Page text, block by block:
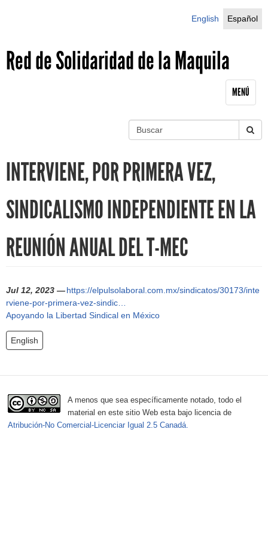
English
Español
Red de Solidaridad de la Maquila
MENÚ
INTERVIENE, POR PRIMERA VEZ,
SINDICALISMO INDEPENDIENTE EN LA
REUNIÓN ANUAL DEL T-MEC
Jul 12, 2023 —https://elpulsolaboral.com.mx/sindicatos/30173/inte
rviene-por-primera-vez-sindic…
Apoyando la Libertad Sindical en México
English
S
e
a
r
c
f
o
m
u
c
a
A menos que sea específicamente notado, todo el
material en este sitio Web esta bajo licencia de
Atribución-No Comercial-Licenciar Igual 2.5 Canadá.